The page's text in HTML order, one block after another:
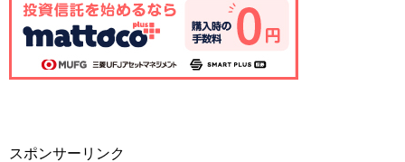
スポンサーリンク